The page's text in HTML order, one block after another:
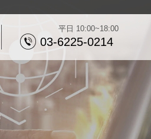
平日 10:00~18:00
03-6225-0214